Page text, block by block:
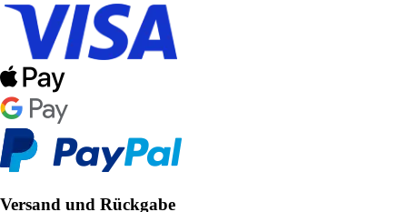
Versand und Rückgabe